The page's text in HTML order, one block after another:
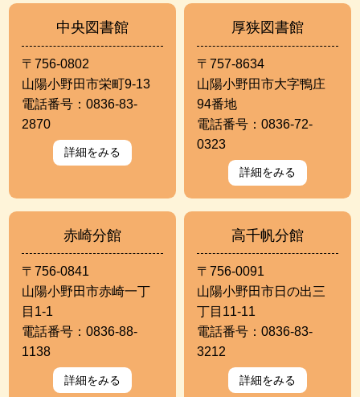
中央図書館
〒756-0802
山陽小野田市栄町9-13
電話番号：0836-83-
2870
詳細をみる
厚狭図書館
〒757-8634
山陽小野田市大字鴨庄
94番地
電話番号：0836-72-
0323
詳細をみる
赤崎分館
〒756-0841
山陽小野田市赤崎一丁
目1-1
電話番号：0836-88-
1138
詳細をみる
高千帆分館
〒756-0091
山陽小野田市日の出三
丁目11-11
電話番号：0836-83-
3212
詳細をみる